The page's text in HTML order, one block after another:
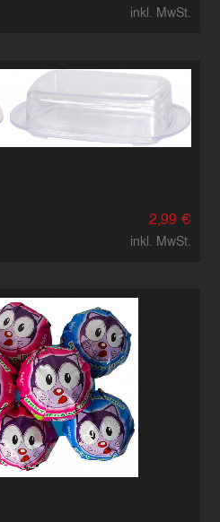
inkl. MwSt.
2,99 €
inkl. MwSt.